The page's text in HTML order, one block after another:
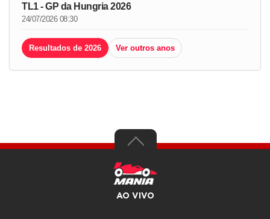
TL1 - GP da Hungria 2026
24/07/2026 08:30
Resultados de 2026 Ver outros anos
AO VIVO